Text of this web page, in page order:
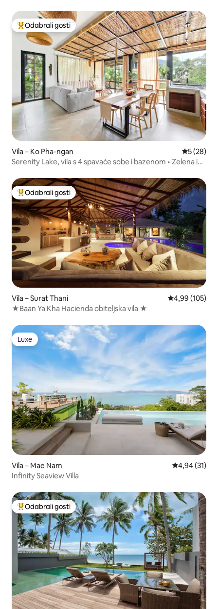
Među najviše rangiranima s oznakom „Odabrali gosti”
Odabrali gosti
Vila – Ko Pha-ngan Prosječna
5 (28)
Serenity Lake, vila s 4 spavaće sobe i bazenom • Zelena i
Među najviše rangiranima s oznakom „Odabrali gosti”
Odabrali gosti
Vila – Surat Thani Prosječna
4,99 (105)
★Baan Ya Kha Hacienda obiteljska vila ★
Luxe
Luxe
Vila – Mae Nam Prosječna
4,94 (31)
Infinity Seaview Villa
Među najviše rangiranima s oznakom „Odabrali gosti”
Odabrali gosti